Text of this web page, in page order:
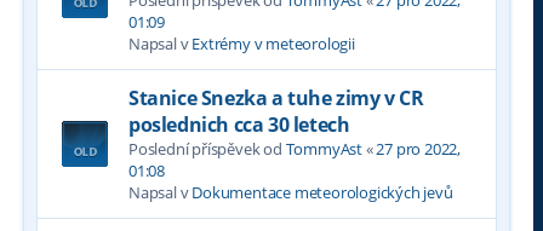
01:09
Napsal vExtrémy v meteorologii
Stanice Snezka a tuhe zimy v CR
poslednich cca 30 letech
Poslední příspěvek od TommyAst«27 pro 2022,
01:08
Napsal vDokumentace meteorologických jevů